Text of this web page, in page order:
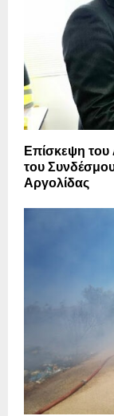
Επίσκεψη
του
Αργολίδας